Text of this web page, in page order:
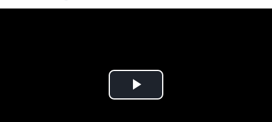
Play Video